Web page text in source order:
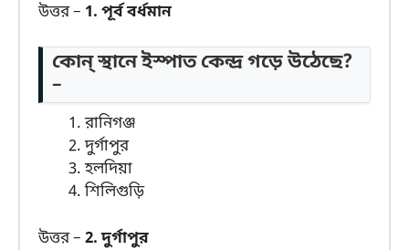
উত্তর – 1. পূর্ব বর্ধমান
কোন্ স্থানে ইস্পাত কেন্দ্র গড়ে উঠেছে?
–
রানিগঞ্জ
দুর্গাপুর
হলদিয়া
শিলিগুড়ি
উত্তর – 2. দুর্গাপুর